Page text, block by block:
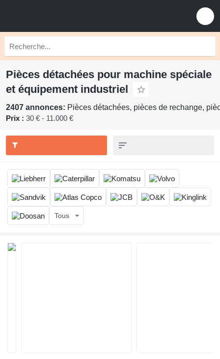
Pièces détachées pour machine spéciale
et équipement industriel
2407 annonces: Pièces détachées, pièces de rechange,
Prix : 30 € - 11.000 €
Tous